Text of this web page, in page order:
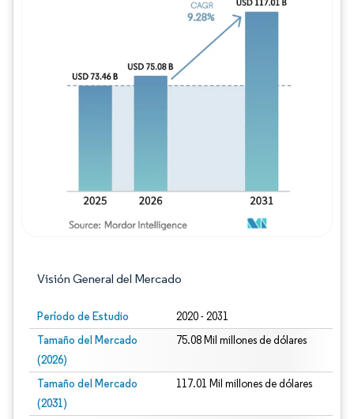
Visión General del Mercado
Período de Estudio 2020 - 2031
Tamaño del Mercado
(2026)
75.08 Mil millones de dólares
Tamaño del Mercado
(2031)
117.01 Mil millones de dólares